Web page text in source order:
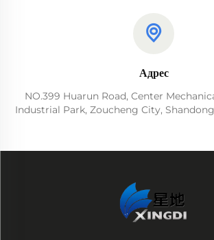
Адрес
NO.399 Huarun Road, Center
Industrial Park, Zoucheng City,